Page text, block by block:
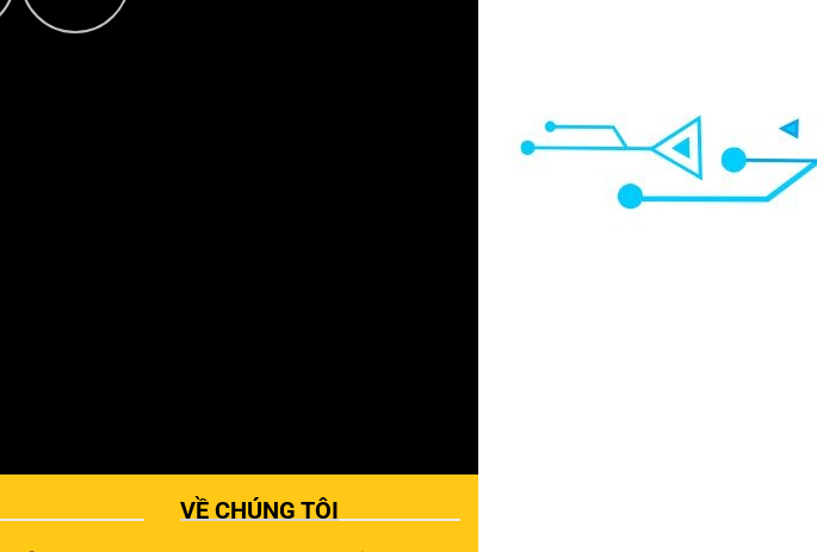
VỀ CHÚNG TÔI